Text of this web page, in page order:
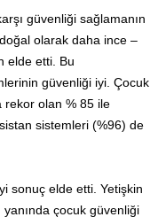
güvenliği sağlamanın
olarak daha ince –
elde etti. Bu
güvenliği iyi. Çocuk
rekor olan % 85 ile
sistemleri (%96) de
sonuç elde etti. Yetişkin
çocuk güvenliği